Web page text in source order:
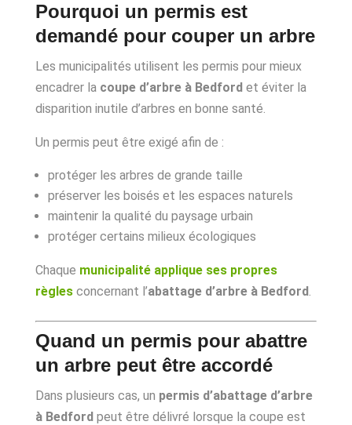
Pourquoi un permis est
demandé pour couper un arbre
Les municipalités utilisent les permis pour mieux
encadrer la coupe d’arbre à Bedfordet éviter la
disparition inutile d’arbres en bonne santé.
Un permis peut être exigé afin de :
protéger les arbres de grande taille
préserver les boisés et les espaces naturels
maintenir la qualité du paysage urbain
protéger certains milieux écologiques
Chaque municipalité applique ses propres
règlesconcernant l’abattage d’arbre à Bedford.
Quand un permis pour abattre
un arbre peut être accordé
Dans plusieurs cas, un permis d’abattage d’arbre
à Bedfordpeut être délivré lorsque la coupe est